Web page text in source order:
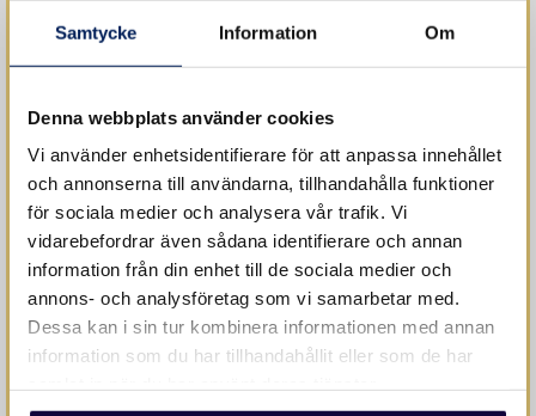
Samtycke Information Om
Denna webbplats använder cookies
Vi använder enhetsidentifierare för att anpassa innehållet
och annonserna till användarna, tillhandahålla funktioner
för sociala medier och analysera vår trafik. Vi
vidarebefordrar även sådana identifierare och annan
information från din enhet till de sociala medier och
annons- och analysföretag som vi samarbetar med.
Dessa kan i sin tur kombinera informationen med annan
information som du har tillhandahållit eller som de har
Företagsmail
Jag godkänner att mina personuppgifter behandlas
enligtSweden HR groups policy